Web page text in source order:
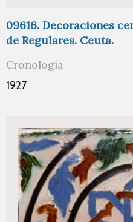
09616. Decoraciones
de Regulares. Ceuta.
Cronología
1927